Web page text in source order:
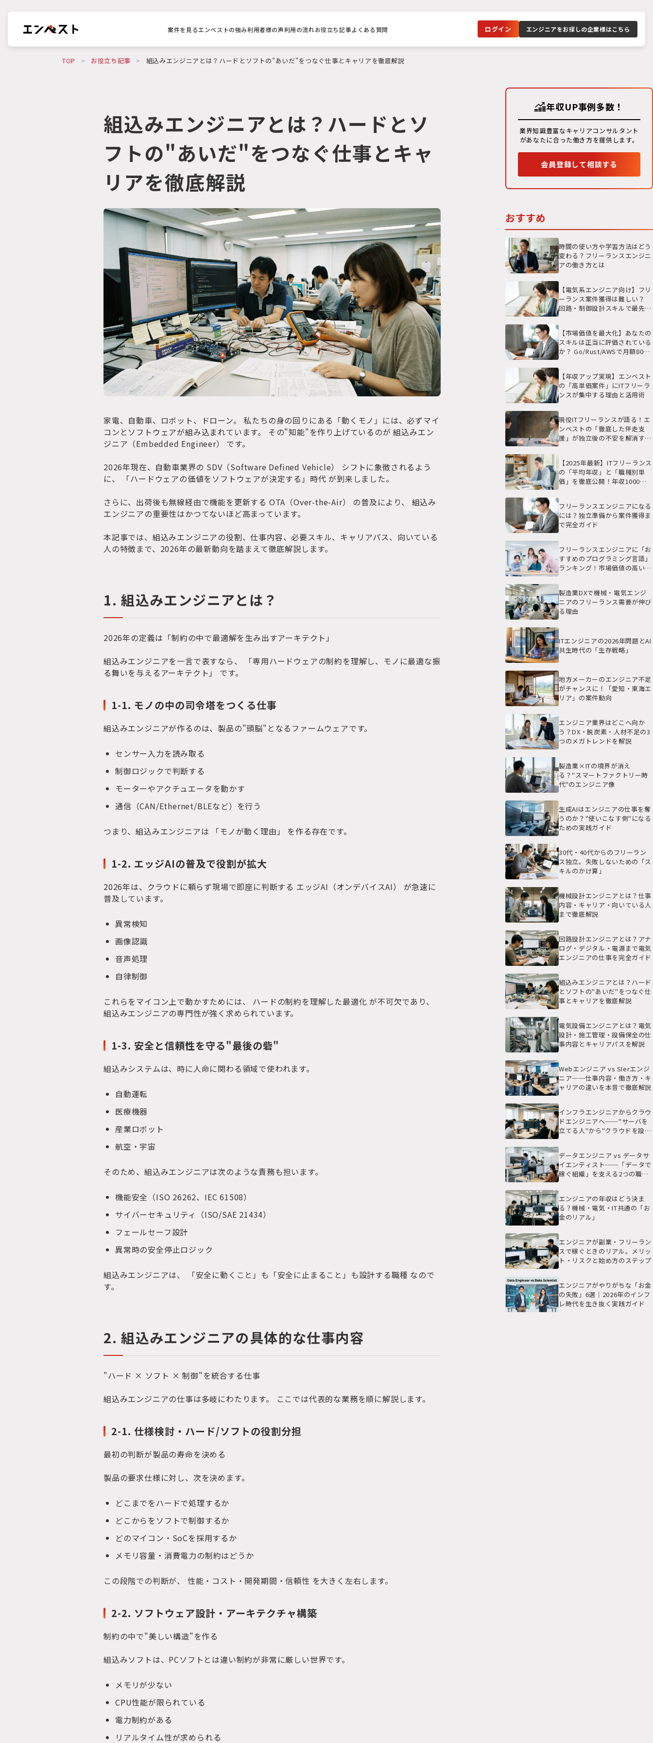
案件を見るエンベストの強み利用者様の声利用の流れお役立ち記事よくある質問 ログイン エンジニアをお探しの企業様はこちら
TOP > お役立ち記事 > 組込みエンジニアとは？ハードとソフトの"あいだ"をつなぐ仕事とキャリアを徹底解説
組込みエンジニアとは？ハードとソ
フトの"あいだ"をつなぐ仕事とキャ
リアを徹底解説
家電、自動車、ロボット、ドローン。 私たちの身の回りにある「動くモノ」には、必ずマイ
コンとソフトウェアが組み込まれています。 その"知能"を作り上げているのが 組込みエン
ジニア（Embedded Engineer） です。
2026年現在、自動車業界の SDV（Software Defined Vehicle） シフトに象徴されるよう
に、 「ハードウェアの価値をソフトウェアが決定する」時代 が到来しました。
さらに、出荷後も無線経由で機能を更新する OTA（Over-the-Air） の普及により、 組込み
エンジニアの重要性はかつてないほど高まっています。
本記事では、組込みエンジニアの役割、仕事内容、必要スキル、キャリアパス、向いている
人の特徴まで、2026年の最新動向を踏まえて徹底解説します。
1. 組込みエンジニアとは？
2026年の定義は「制約の中で最適解を生み出すアーキテクト」
組込みエンジニアを一言で表すなら、 「専用ハードウェアの制約を理解し、モノに最適な振
る舞いを与えるアーキテクト」 です。
1-1. モノの中の司令塔をつくる仕事
組込みエンジニアが作るのは、製品の"頭脳"となるファームウェアです。
センサー入力を読み取る
制御ロジックで判断する
モーターやアクチュエータを動かす
通信（CAN/Ethernet/BLEなど）を行う
つまり、組込みエンジニアは 「モノが動く理由」 を作る存在です。
1-2. エッジAIの普及で役割が拡大
2026年は、クラウドに頼らず現場で即座に判断する エッジAI（オンデバイスAI） が急速に
普及しています。
異常検知
画像認識
音声処理
自律制御
これらをマイコン上で動かすためには、 ハードの制約を理解した最適化 が不可欠であり、
組込みエンジニアの専門性が強く求められています。
1-3. 安全と信頼性を守る"最後の砦"
組込みシステムは、時に人命に関わる領域で使われます。
自動運転
医療機器
産業ロボット
航空・宇宙
そのため、組込みエンジニアは次のような責務も担います。
機能安全（ISO 26262、IEC 61508）
サイバーセキュリティ（ISO/SAE 21434）
フェールセーフ設計
異常時の安全停止ロジック
組込みエンジニアは、 「安全に動くこと」も「安全に止まること」も設計する職種 なので
す。
2. 組込みエンジニアの具体的な仕事内容
"ハード × ソフト × 制御"を統合する仕事
組込みエンジニアの仕事は多岐にわたります。 ここでは代表的な業務を順に解説します。
2-1. 仕様検討・ハード/ソフトの役割分担
最初の判断が製品の寿命を決める
製品の要求仕様に対し、次を決めます。
どこまでをハードで処理するか
どこからをソフトで制御するか
どのマイコン・SoCを採用するか
メモリ容量・消費電力の制約はどうか
この段階での判断が、 性能・コスト・開発期間・信頼性 を大きく左右します。
2-2. ソフトウェア設計・アーキテクチャ構築
制約の中で"美しい構造"を作る
組込みソフトは、PCソフトとは違い制約が非常に厳しい世界です。
メモリが少ない
CPU性能が限られている
電力制約がある
リアルタイム性が求められる
年収UP事例多数！
業界知識豊富なキャリアコンサルタント
があなたに合った働き方を提供します。
会員登録して相談する
おすすめ
時間の使い方や学習方法はどう
変わる？フリーランスエンジニ
アの働き方とは
【電気系エンジニア向け】フリ
ーランス案件獲得は難しい？
回路・制御設計スキルで最先端
【市場価値を最大化】あなたの
スキルは正当に評価されている
か？ Go/Rust/AWSで月額80万
【年収アップ実現】エンベスト
の「高単価案件」にITフリーラ
ンスが集中する理由と活用術
現役ITフリーランスが語る！エ
ンベストの「徹底した伴走支
援」が独立後の不安を解消する
【2025年最新】ITフリーランス
の「平均年収」と「職種別単
価」を徹底公開！年収1000万
フリーランスエンジニアになる
には？独立準備から案件獲得ま
で完全ガイド
フリーランスエンジニアに「お
すすめのプログラミング言語」
ランキング！市場価値の高いス
製造業DXで機械・電気エンジ
ニアのフリーランス需要が伸び
る理由
ITエンジニアの2026年問題とAI
共生時代の「生存戦略」
地方メーカーのエンジニア不足
がチャンスに！「愛知・東海エ
リア」の案件動向
エンジニア業界はどこへ向か
う？DX・脱炭素・人材不足の3
つのメガトレンドを解説
製造業×ITの境界が消え
る？"スマートファクトリー時
代"のエンジニア像
生成AIはエンジニアの仕事を奪
うのか？"使いこなす側"になる
ための実践ガイド
30代・40代からのフリーラン
ス独立。失敗しないための「ス
キルのかけ算」
機械設計エンジニアとは？仕事
内容・キャリア・向いている人
まで徹底解説
回路設計エンジニアとは？アナ
ログ・デジタル・電源まで電気
エンジニアの仕事を完全ガイド
組込みエンジニアとは？ハード
とソフトの"あいだ"をつなぐ仕
事とキャリアを徹底解説
電気設備エンジニアとは？電気
設計・施工管理・設備保全の仕
事内容とキャリアパスを解説
Webエンジニア vs SIerエンジ
ニア──仕事内容・働き方・キ
ャリアの違いを本音で徹底解説
インフラエンジニアからクラウ
ドエンジニアへ──"サーバを
立てる人"から"クラウドを設計
データエンジニア vs データサ
イエンティスト──「データで
稼ぐ組織」を支える2つの職種
エンジニアの年収はどう決ま
る？機械・電気・IT共通の「お
金のリアル」
エンジニアが副業・フリーラン
スで稼ぐときのリアル。メリッ
ト・リスクと始め方のステップ
エンジニアがやりがちな「お金
の失敗」6選｜2026年のインフ
レ時代を生き抜く実践ガイド